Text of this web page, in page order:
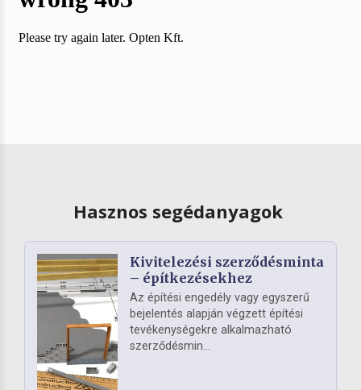
Hasznos segédanyagok
Kivitelezési szerződésminta
– építkezésekhez
Az építési engedély vagy egyszerű
bejelentés alapján végzett építési
tevékenységekre alkalmazható
szerződésmin...